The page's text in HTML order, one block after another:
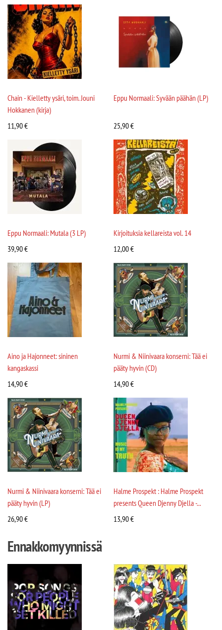
Chain - Kielletty ysäri, toim. Jouni
Hokkanen (kirja)
11,90€
Eppu Normaali: Syvään päähän (LP)
25,90€
Eppu Normaali: Mutala (3 LP)
39,90€
Kirjoituksia kellareista vol. 14
12,00€
Aino ja Hajonneet: sininen
kangaskassi
14,90€
Nurmi & Niinivaara konserni: Tää ei
pääty hyvin (CD)
14,90€
Nurmi & Niinivaara konserni: Tää ei
pääty hyvin (LP)
26,90€
Halme Prospekt : Halme Prospekt
presents Queen Djenny Djella -...
13,90€
Ennakkomyynnissä